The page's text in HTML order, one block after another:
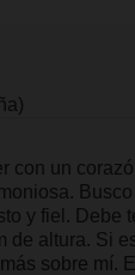
con un
y fiel. Debe
de altura. Si
sobre mí.